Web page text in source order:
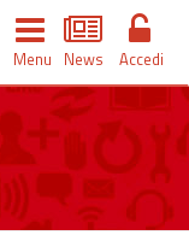
Menu News Accedi